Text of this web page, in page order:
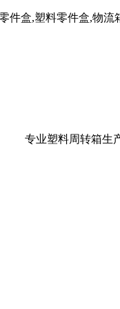
件盒,塑料零件盒,物流
专业塑料周转箱生